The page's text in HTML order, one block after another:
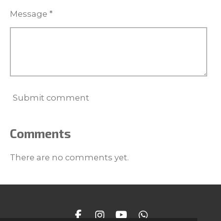
Message *
Submit comment
Comments
There are no comments yet.